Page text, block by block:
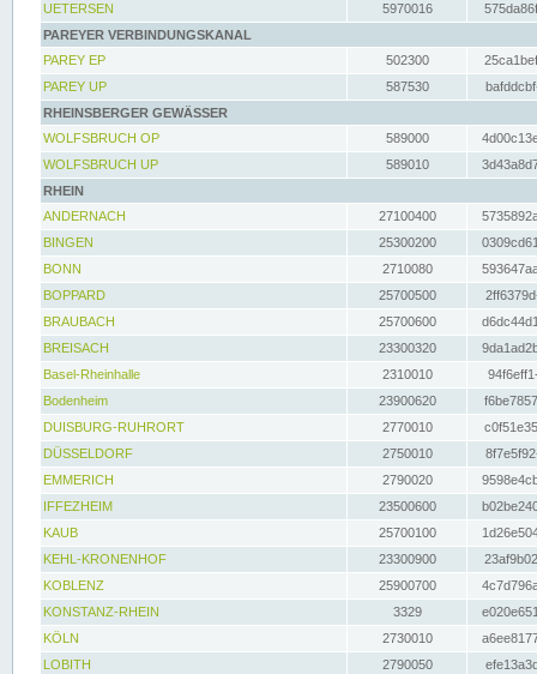
UETERSEN
5970016
PAREYER VERBINDUNGSKANAL
PAREY EP
502300
PAREY UP
587530
RHEINSBERGER GEWÄSSER
WOLFSBRUCH OP
589000
WOLFSBRUCH UP
589010
RHEIN
ANDERNACH
27100400
BINGEN
25300200
BONN
2710080
BOPPARD
25700500
BRAUBACH
25700600
BREISACH
23300320
Basel-Rheinhalle
2310010
Bodenheim
23900620
DUISBURG-RUHRORT
2770010
DÜSSELDORF
2750010
EMMERICH
2790020
IFFEZHEIM
23500600
KAUB
25700100
KEHL-KRONENHOF
23300900
KOBLENZ
25900700
KONSTANZ-RHEIN
3329
KÖLN
2730010
LOBITH
2790050